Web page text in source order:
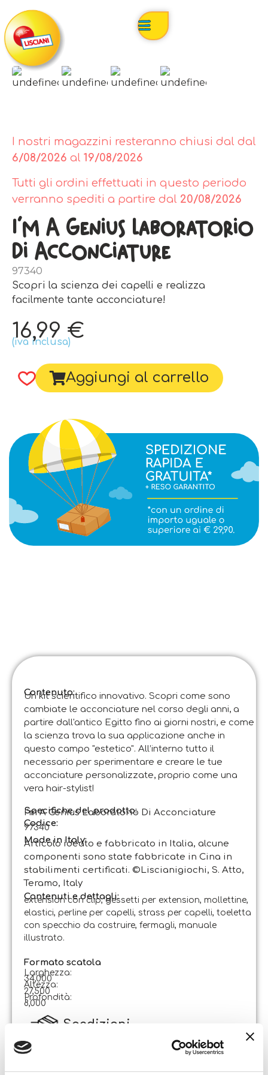
I nostri magazzini resteranno chiusi dal dal
6/08/2026 al 19/08/2026
Tutti gli ordini effettuati in questo periodo
verranno spediti a partire dal 20/08/2026
I’m A Genius Laboratorio
Di Acconciature
97340
Scopri la scienza dei capelli e realizza
facilmente tante acconciature!
16,99 €
(iva inclusa)
Aggiungi al carrello
Contenuto:
Un kit scientifico innovativo. Scopri come sono
cambiate le acconciature nel corso degli anni, a
partire dall'antico Egitto fino ai giorni nostri, e come
la scienza trova la sua applicazione anche in
questo campo "estetico". All’interno tutto il
necessario per sperimentare e creare le tue
acconciature personalizzate, proprio come una
vera hair-stylist!
Specifiche del prodotto:
I’m A Genius Laboratorio Di Acconciature
Codice:
97340
Made in Italy:
Articolo ideato e fabbricato in Italia, alcune
componenti sono state fabbricate in Cina in
stabilimenti certificati. ©Liscianigiochi, S. Atto,
Teramo, Italy
Contenuti e dettagli:
extension con clip, gessetti per extension, mollettine,
elastici, perline per capelli, strass per capelli, toeletta
con specchio da costruire, fermagli, manuale
illustrato.
Formato scatola
Larghezza:
34,000
Altezza:
27,500
Profondità:
8,000
Spedizioni
Le spese di spedizione ammontano a 6,90 euro
per ordini di importo inferiore ad € 29,90. La
spedizione è gratuita per ordini di importo